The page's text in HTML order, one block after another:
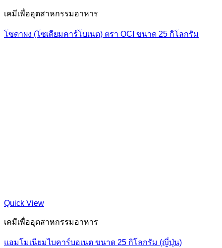
เคมีเพื่ออุตสาหกรรมอาหาร
โซดาผง (โซเดียมคาร์โบเนต) ตรา OCI ขนาด 25 กิโลกรัม
Quick View
เคมีเพื่ออุตสาหกรรมอาหาร
แอมโมเนียมไบคาร์บอเนต ขนาด 25 กิโลกรัม (ญี่ปุ่น)